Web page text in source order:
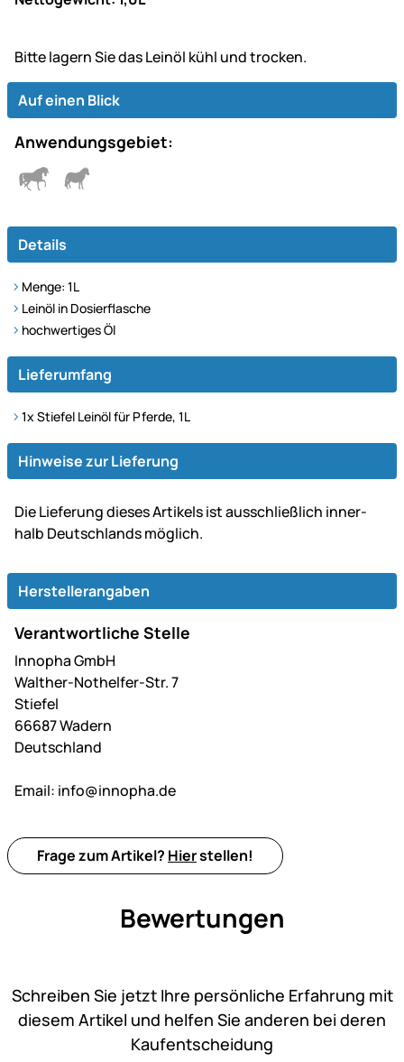
Bitte lagern Sie das Leinöl kühl und trocken.
Auf einen Blick
Anwendungsgebiet:
Details
Menge: 1L
Leinöl in Dosierflasche
hochwertiges Öl
Lieferumfang
1x Stiefel Leinöl für Pferde, 1L
Hinweise zur Lieferung
Die Lie­fe­rung dieses Artikels ist aus­schließ­lich inner­
halb Deutsch­lands möglich.
Herstellerangaben
Verantwortliche Stelle
Innopha GmbH
Walther-Nothelfer-Str. 7
Stiefel
66687 Wadern
Deutschland
Email: info@innopha.de
Frage zum Artikel? Hierstellen!
Bewertungen
Schreiben Sie jetzt Ihre persönliche Erfahrung mit
diesem Artikel und helfen Sie anderen bei deren
Kaufentscheidung